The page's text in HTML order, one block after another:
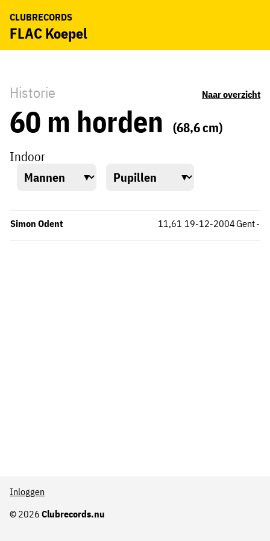
CLUBRECORDS
FLAC Koepel
Historie Naar overzicht
60 m horden
(68,6 cm)
Indoor
Simon Odent Gent
11,61 -
19-12-2004
© 2026 Clubrecords.nu
Inloggen